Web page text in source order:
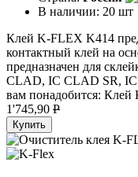
В наличии: 20 шт
Клей K-FLEX K414
контактный клей на
предназначен для
CLAD, IC CLAD SR,
вам понадобится:
1'745,90 P
Купить